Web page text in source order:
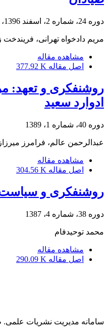
دوره 24، شماره 2، اسفند 1396، صفحه
مریم دادخواه تهرانی، فریندخت
مشاهده مقاله
اصل مقاله 377.92 K
روشنفکری و تعهد:
ادوارد سعید
دوره 40، شماره 1، 1389
عبدالرحمن عالم، فرامرز
مشاهده مقاله
اصل مقاله 304.56 K
روشنفکری و سیاست
دوره 38، شماره 4، 1387
محمد توحیدفام
مشاهده مقاله
اصل مقاله 290.09 K
سامانه مدیریت نشریات علمی.